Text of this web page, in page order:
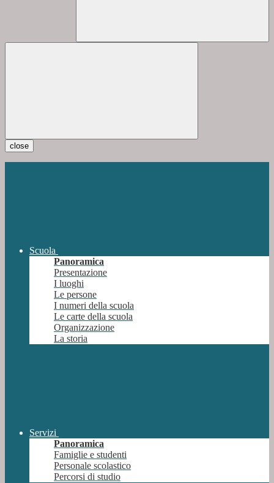
close
Scuola
Panoramica
Presentazione
I luoghi
Le persone
I numeri della scuola
Le carte della scuola
Organizzazione
La storia
Servizi
Panoramica
Famiglie e studenti
Personale scolastico
Percorsi di studio